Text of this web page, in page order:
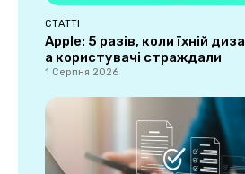
СТАТТІ
Apple: 5 разів, коли їхній
а користувачі страждали
1 Серпня 2026